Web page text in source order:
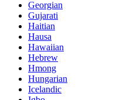
Georgian
Gujarati
Haitian
Hausa
Hawaiian
Hebrew
Hmong
Hungarian
Icelandic